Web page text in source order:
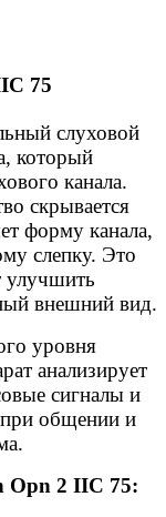
75
слуховой
который
канала.
скрывается
форму канала,
слепку. Это
улучшить
внешний вид.
уровня
анализирует
сигналы и
при общении и
Opn 2 IIC 75: